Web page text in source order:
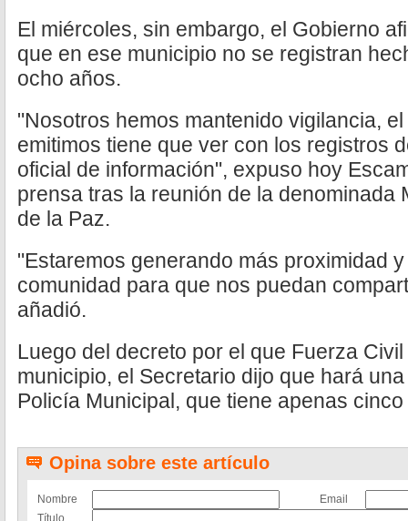
El miércoles, sin embargo, el Gobierno
que en ese municipio no se registran
ocho años.
"Nosotros hemos mantenido vigilancia,
emitimos tiene que ver con los registros
oficial de información", expuso hoy
prensa tras la reunión de la denominada
de la Paz.
"Estaremos generando más proximidad
comunidad para que nos puedan
añadió.
Luego del decreto por el que Fuerza
municipio, el Secretario dijo que hará
Policía Municipal, que tiene apenas
Opina sobre este artículo
Nombre
Email
Título